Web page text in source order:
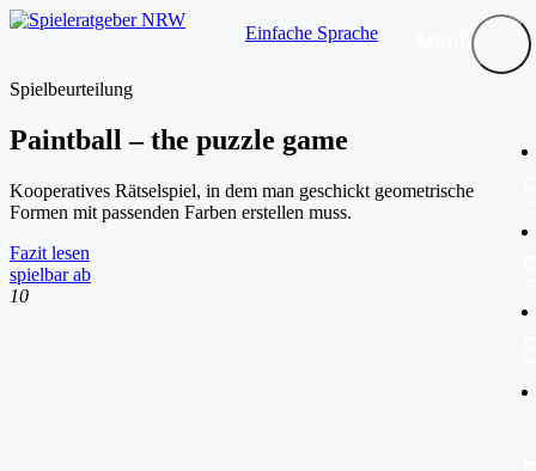
Einfache Sprache Menü
Spielbeurteilung
Paintball – the puzzle game
Kooperatives Rätselspiel, in dem man geschickt geometrische
Formen mit passenden Farben erstellen muss.
Fazit lesen
spielbar ab
10